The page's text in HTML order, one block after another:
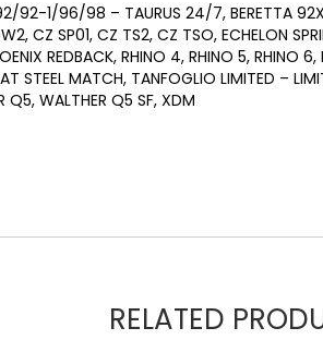
92/92-1/96/98 – TAURUS 24/7, BERETTA
CZ SP01, CZ TS2, CZ TSO, ECHELON
REDBACK, RHINO 4, RHINO 5, RHINO
STEEL MATCH, TANFOGLIO LIMITED –
Q5, WALTHER Q5 SF, XDM
RELATED